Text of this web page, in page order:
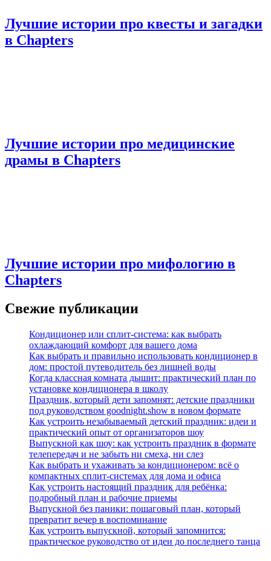
Лучшие истории про квесты и загадки
в Chapters
Лучшие истории про медицинские
драмы в Chapters
Лучшие истории про мифологию в
Chapters
Свежие публикации
Кондиционер или сплит-система: как выбрать
охлаждающий комфорт для вашего дома
Как выбрать и правильно использовать кондиционер в
дом: простой путеводитель без лишней воды
Когда классная комната дышит: практический план по
установке кондиционера в школу
Праздник, который дети запомнят: детские праздники
под руководством goodnight.show в новом формате
Как устроить незабываемый детский праздник: идеи и
практический опыт от организаторов шоу
Выпускной как шоу: как устроить праздник в формате
телепередач и не забыть ни смеха, ни слез
Как выбрать и ухаживать за кондиционером: всё о
компактных сплит-системах для дома и офиса
Как устроить настоящий праздник для ребёнка:
подробный план и рабочие приемы
Выпускной без паники: пошаговый план, который
превратит вечер в воспоминание
Как устроить выпускной, который запомнится:
практическое руководство от идеи до последнего танца